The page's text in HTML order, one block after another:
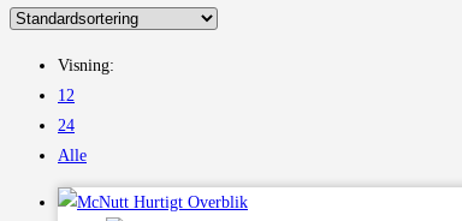
Visning:
12
24
Alle
Hurtigt Overblik